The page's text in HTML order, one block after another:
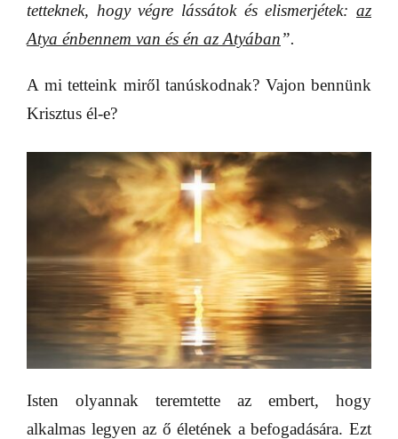
tetteknek, hogy végre lássátok és elismerjétek: az
Atya énbennem van és én az Atyában”.
A mi tetteink miről tanúskodnak? Vajon bennünk
Krisztus él-e?
Isten olyannak teremtette az embert, hogy
alkalmas legyen az ő életének a befogadására. Ezt